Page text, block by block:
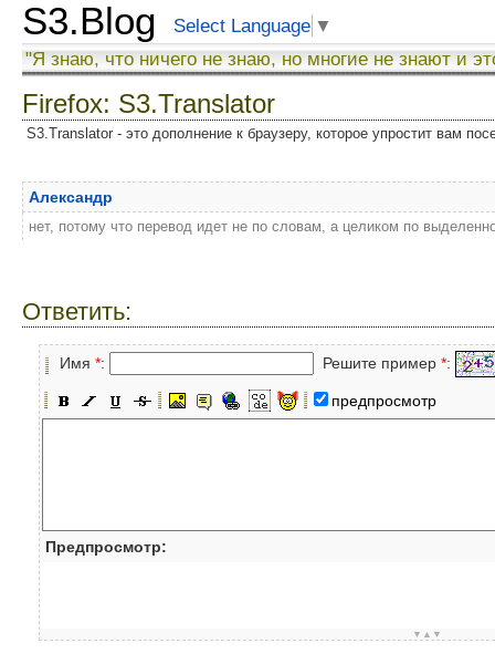
S3.Blog Select Language ▼
"Я знаю, что ничего не знаю, но многие не знают и
Firefox: S3.Translator
S3.Translator - это дополнение к браузеру, которое упростит вам
Александр
нет, потому что перевод идет не по словам, а целиком по
Ответить:
Имя *: Решите пример *:
предпросмотр
Предпросмотр:
▼▲▼